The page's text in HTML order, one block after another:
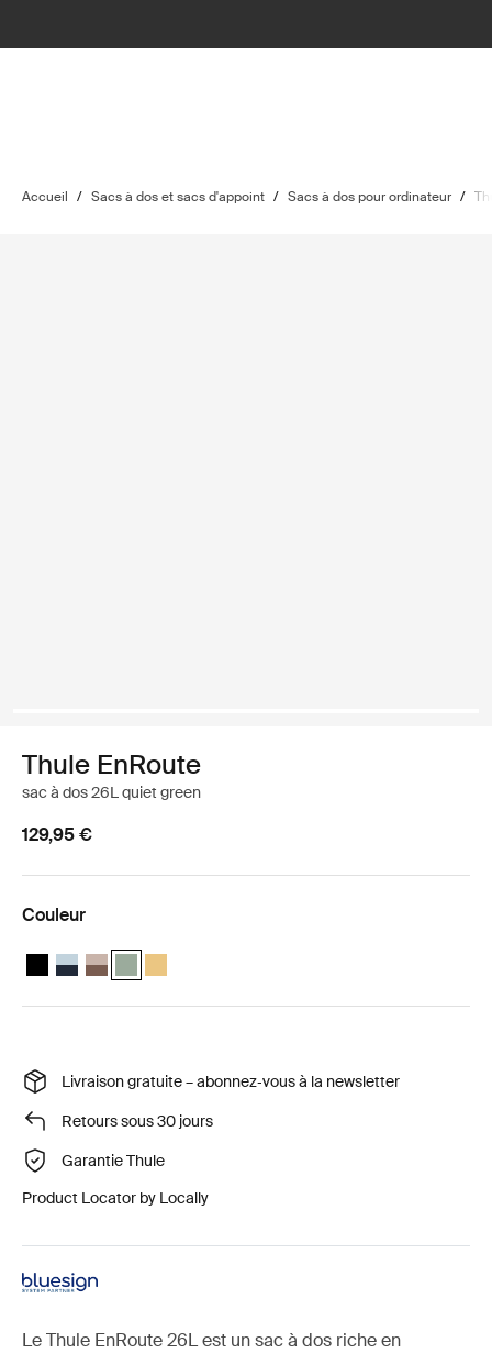
Accueil / Sacs à dos et sacs d'appoint / Sacs à dos pour ordinateur /
Thule EnRoute
sac à dos 26L quiet green
129,95 €
Couleur
Thule EnRoute backpack 26L Noir
Thule EnRoute backpack 26L Bleu doux/bleu foncé
Thule EnRoute backpack 26L Taupe teinté/marron nuancé
Thule EnRoute backpack 26L Vert calme (selected)
Thule EnRoute backpack 26L Jaune pâle
Livraison gratuite – abonnez‑vous à la newsletter
Retours sous 30 jours
Garantie Thule
Product Locator by Locally
Le Thule EnRoute 26L est un sac à dos riche en